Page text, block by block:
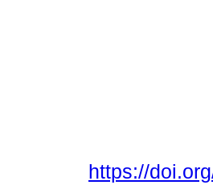
https://